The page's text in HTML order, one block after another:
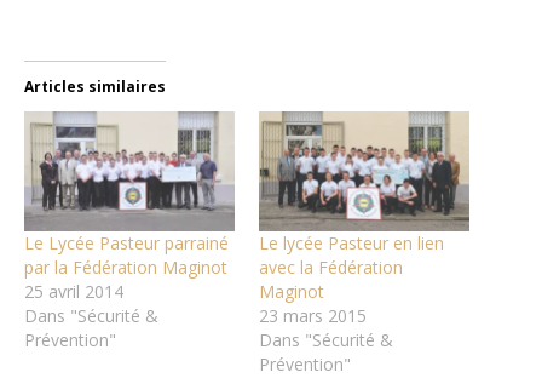
Articles similaires
Le Lycée Pasteur parrainé
par la Fédération Maginot
25 avril 2014
Dans "Sécurité &
Prévention"
Le lycée Pasteur en lien
avec la Fédération
Maginot
23 mars 2015
Dans "Sécurité &
Prévention"